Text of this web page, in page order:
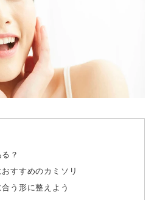
？
すすめのカミソリ
う形に整えよう